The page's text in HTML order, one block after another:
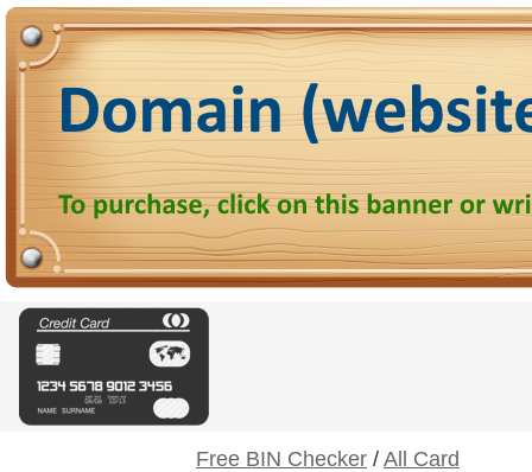
Free BIN Checker / All Card